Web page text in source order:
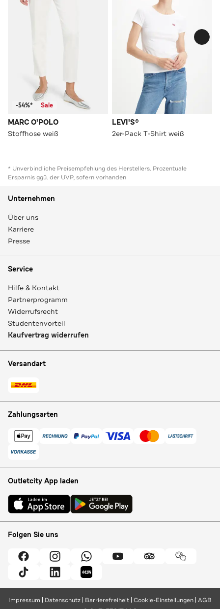
-54%* Sale
MARC O'POLO
Stoffhose weiß
LEVI'S®
2er-Pack T-Shirt weiß
* Unverbindliche Preisempfehlung des Herstellers. Prozentuale
Ersparnis ggü. der UVP, sofern vorhanden
Unternehmen
Über uns
Karriere
Presse
Service
Hilfe & Kontakt
Partnerprogramm
Widerrufsrecht
Studentenvorteil
Kaufvertrag widerrufen
Versandart
Zahlungsarten
Outletcity App laden
Folgen Sie uns
Impressum Datenschutz Barrierefreiheit Cookie-Einstellungen AGB